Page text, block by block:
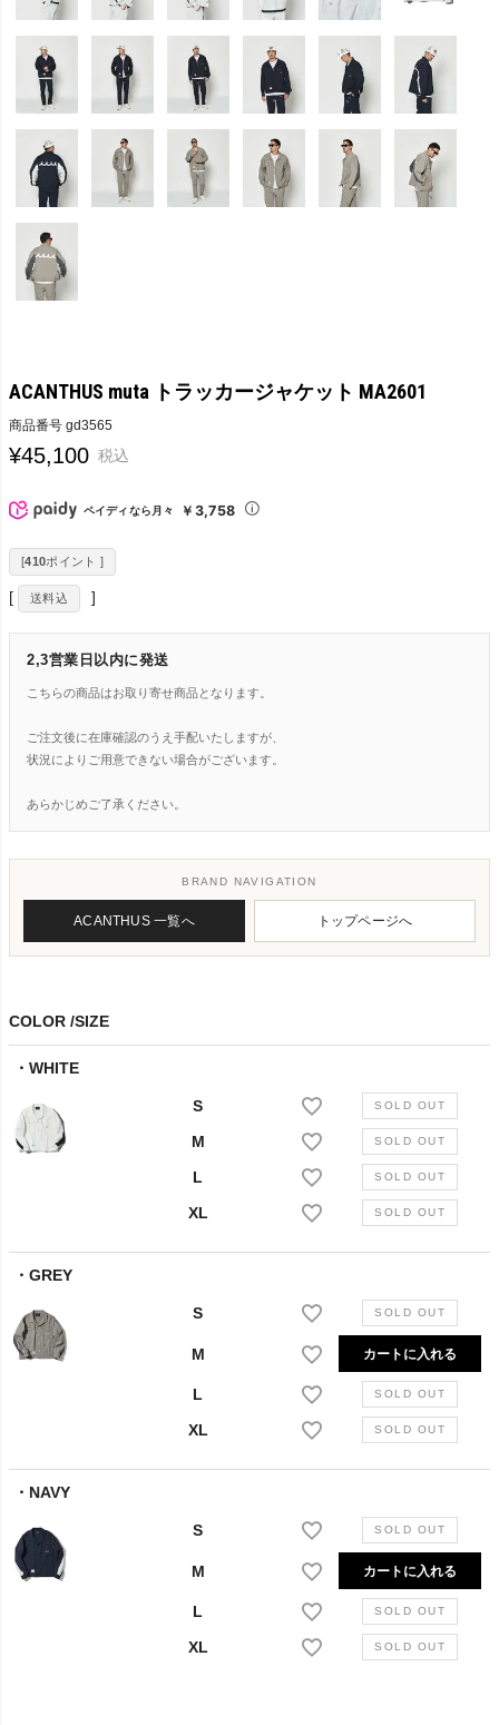
ACANTHUS muta トラッカージャケット MA2601
商品番号 gd3565
¥45,100 税込
ペイディなら月々 ￥3,758
[410ポイント ]
送料込
2,3営業日以内に発送
こちらの商品はお取り寄せ商品となります。
ご注文後に在庫確認のうえ手配いたしますが、
状況によりご用意できない場合がございます。
あらかじめご了承ください。
BRAND NAVIGATION
ACANTHUS 一覧へ トップページへ
COLOR SIZE
WHITE
S
M
L
XL
GREY
S
M カートに入れる
L
XL
NAVY
S
M カートに入れる
L
XL